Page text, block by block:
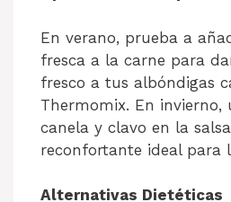
En verano, prueba a
fresca a la carne para
fresco a tus albóndigas
Thermomix. En invierno,
canela y clavo en la
reconfortante ideal para
Alternativas Dietéticas